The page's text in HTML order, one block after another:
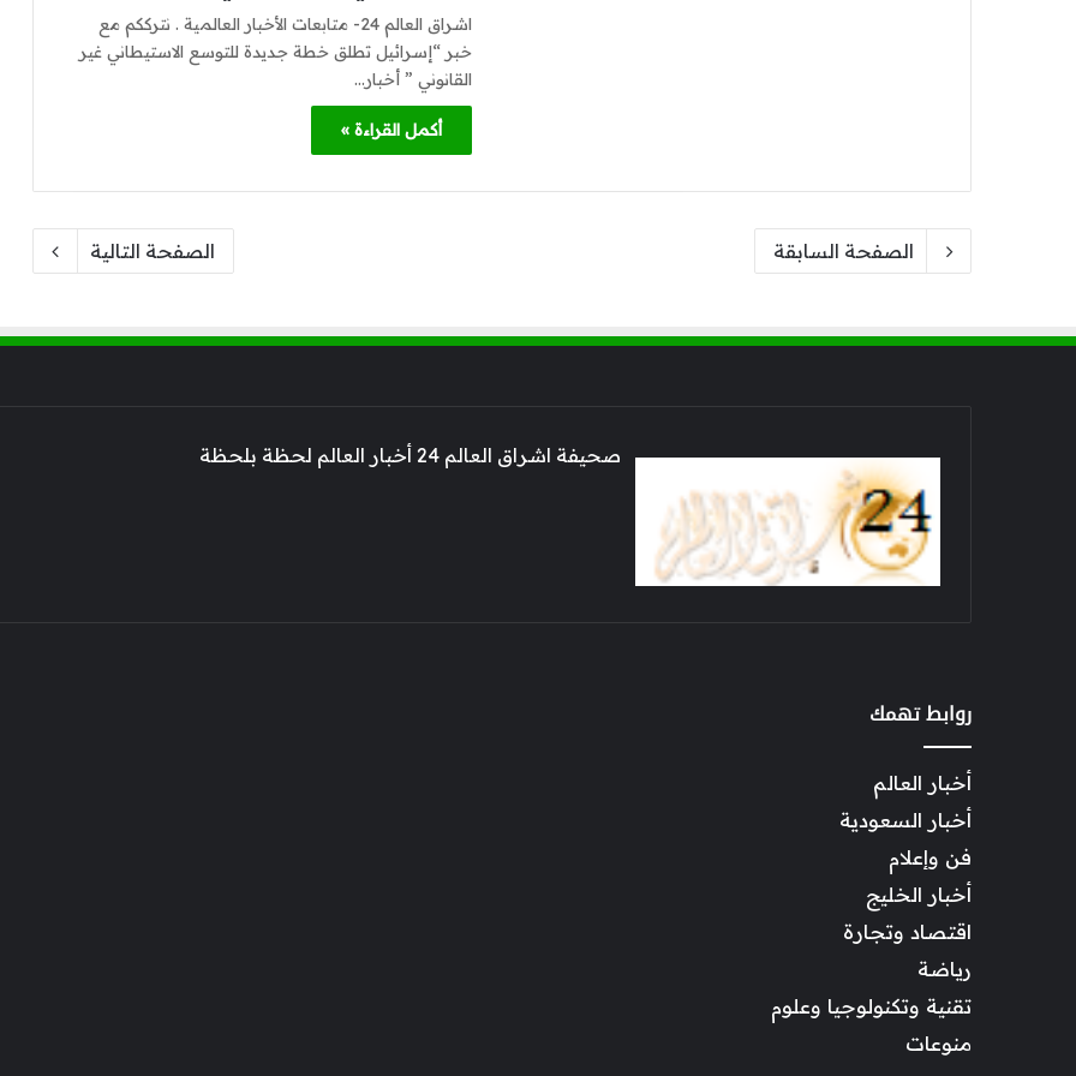
اشراق العالم 24- متابعات الأخبار العالمية . نترككم مع
خبر “إسرائيل تطلق خطة جديدة للتوسع الاستيطاني غير
القانوني ” أخبار…
أكمل القراءة »
الصفحة السابقة الصفحة التالية
صحيفة اشراق العالم 24 أخبار العالم لحظة بلحظة
روابط تهمك
أخبار العالم
أخبار السعودية
فن وإعلام
أخبار الخليج
اقتصاد وتجارة
رياضة
تقنية وتكنولوجيا وعلوم
منوعات